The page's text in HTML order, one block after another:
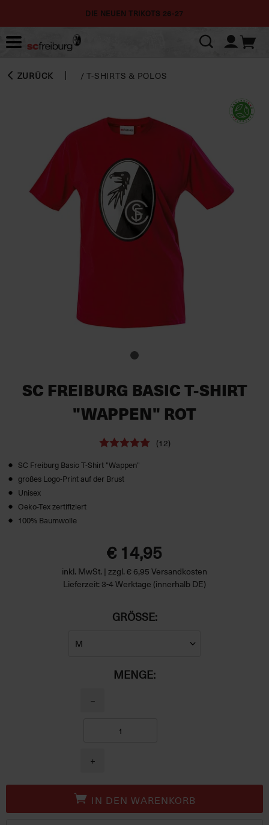
DIE NEUEN TRIKOTS 26-27
ZURÜCK /T-SHIRTS & POLOS
SC FREIBURG BASIC T-SHIRT
"WAPPEN" ROT
(12)
SC Freiburg Basic T-Shirt "Wappen"
großes Logo-Print auf der Brust
Unisex
Oeko-Tex zertifiziert
100% Baumwolle
€ 14,95
inkl. MwSt. | zzgl. € 6,95 Versandkosten
Lieferzeit: 3-4 Werktage (innerhalb DE)
GRÖSSE:
MENGE:
−
+
IN DEN WARENKORB